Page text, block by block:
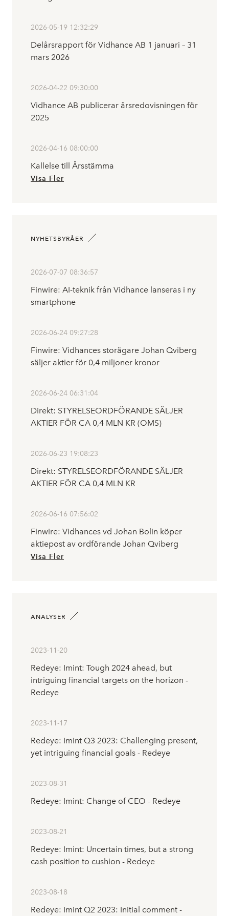
2026-05-19 12:32:29
Delårsrapport för Vidhance AB 1 januari – 31
mars 2026
2026-04-22 09:30:00
Vidhance AB publicerar årsredovisningen för
2025
2026-04-16 08:00:00
Kallelse till Årsstämma
Visa Fler
NYHETSBYRÅER
2026-07-07 08:36:57
Finwire: AI-teknik från Vidhance lanseras i ny
smartphone
2026-06-24 09:27:28
Finwire: Vidhances storägare Johan Qviberg
säljer aktier för 0,4 miljoner kronor
2026-06-24 06:31:04
Direkt: STYRELSEORDFÖRANDE SÄLJER
AKTIER FÖR CA 0,4 MLN KR (OMS)
2026-06-23 19:08:23
Direkt: STYRELSEORDFÖRANDE SÄLJER
AKTIER FÖR CA 0,4 MLN KR
2026-06-16 07:56:02
Finwire: Vidhances vd Johan Bolin köper
aktiepost av ordförande Johan Qviberg
Visa Fler
ANALYSER
2023-11-20
Redeye: Imint: Tough 2024 ahead, but
intriguing financial targets on the horizon -
Redeye
2023-11-17
Redeye: Imint Q3 2023: Challenging present,
yet intriguing financial goals - Redeye
2023-08-31
Redeye: Imint: Change of CEO - Redeye
2023-08-21
Redeye: Imint: Uncertain times, but a strong
cash position to cushion - Redeye
2023-08-18
Redeye: Imint Q2 2023: Initial comment -